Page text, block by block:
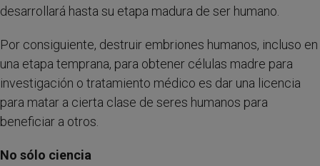
desarrollará hasta su etapa madura de ser humano.
Por consiguiente, destruir embriones humanos, incluso en
una etapa temprana, para obtener células madre para
investigación o tratamiento médico es dar una licencia
para matar a cierta clase de seres humanos para
beneficiar a otros.
No sólo ciencia